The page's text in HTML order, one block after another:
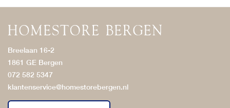
Breelaan 16-2
1861 GE Bergen
072 582 5347
klantenservice@homestorebergen.nl